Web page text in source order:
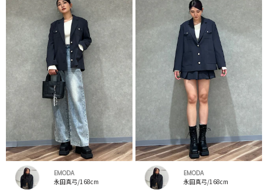
EMODA
永田真弓/168cm
EMODA
永田真弓/168cm